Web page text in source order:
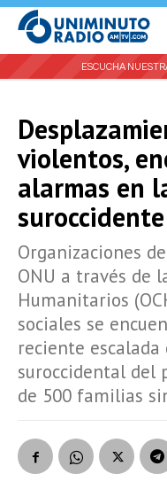
ESCUCHA
violentos,
alarmas en
Organizaciones
ONU a través de
Humanitarios
sociales se
reciente
suroccidental del
de 500 familias